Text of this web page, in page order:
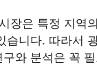
장은 특정 지역
습니다. 따라서
구와 분석은 꼭